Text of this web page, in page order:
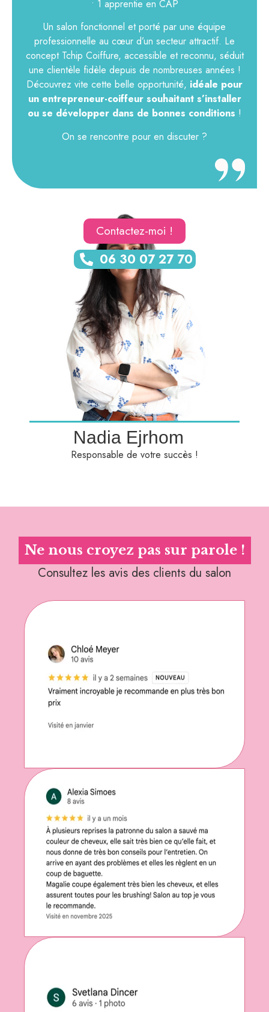
Contactez-moi !
06 30 07 27 70
Nadia Ejrhom
Responsable de votre succès !
• 1 apprentie en CAP
Un salon fonctionnel et porté par une équipe
professionnelle au cœur d’un secteur attractif. Le
concept Tchip Coiffure, accessible et reconnu, séduit
une clientèle fidèle depuis de nombreuses années !
Découvrez vite cette belle opportunité, idéale pour
un entrepreneur-coiffeur souhaitant s’installer
ou se développer dans de bonnes conditions !
On se rencontre pour en discuter ?
Ne nous croyez pas sur parole !
Consultez les avis des clients du salon